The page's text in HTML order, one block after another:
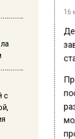
с
16